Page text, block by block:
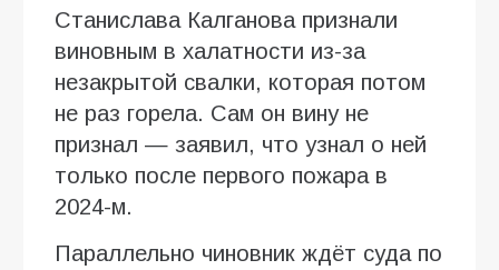
Станислава Калганова признали
виновным в халатности из-за
незакрытой свалки, которая потом
не раз горела. Сам он вину не
признал — заявил, что узнал о ней
только после первого пожара в
2024-м.
Параллельно чиновник ждёт суда по